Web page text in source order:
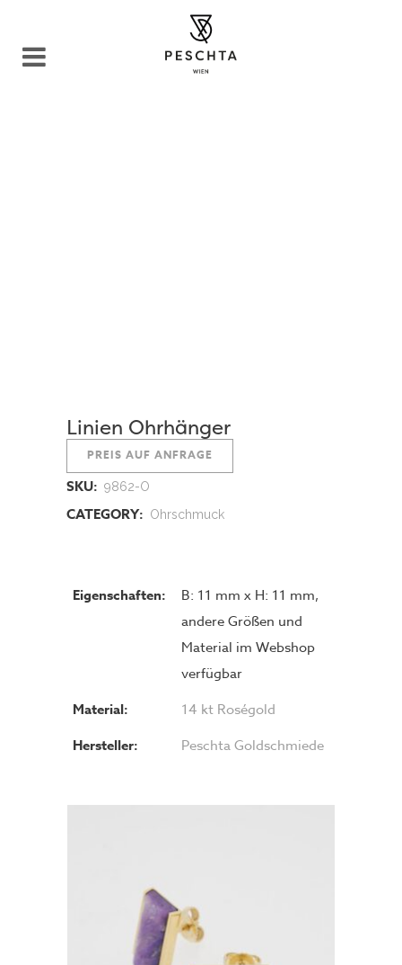
Linien Ohrhänger
PREIS AUF ANFRAGE
SKU: 9862-O
CATEGORY: Ohrschmuck
Eigenschaften:
B: 11 mm x H: 11 mm,
andere Größen und
Material im Webshop
verfügbar
Material: 14 kt Roségold
Hersteller: Peschta Goldschmiede